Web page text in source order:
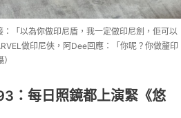
「以為你做印尼盾，我一定做印尼劍，佢可以
做印尼俠，阿Dee回應：「你呢？你做釐印
：每日照鏡都上演緊《悠